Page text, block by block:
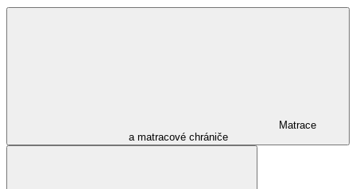
Matrace
a matracové chrániče